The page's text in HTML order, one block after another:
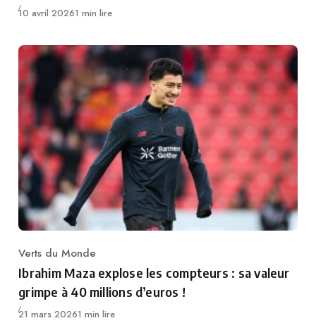
Publié
10 avril 20261 min lire
Category
Verts du Monde
Ibrahim Maza explose les compteurs : sa valeur
grimpe à 40 millions d’euros !
Publié
21 mars 20261 min lire